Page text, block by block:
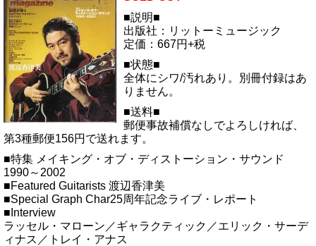
■説明■
出版社：リットーミュージック
定価：667円+税
■状態■
全体にシワ/汚れあり。別冊付録はあ
りません。
■送料■
郵便事故補償なしでよろしければ、
第3種郵便156円で送れます。
■特集 メイキング・オブ・ディストーション・サウンド
1990～2002
■Featured Guitarists 渡辺香津美
■Special Graph Char25周年記念ライブ・レポート
■Interview
ラッセル・マローン／ギャラクティック／エリック・サーデ
ィナス／トレイ・アナス